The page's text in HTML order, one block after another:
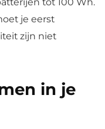
je eerst
zijn niet
in je